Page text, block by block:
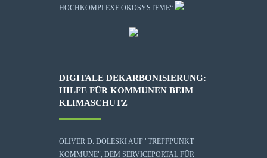
HOCHKOMPLEXE ÖKOSYSTEME“
DIGITALE DEKARBONISIERUNG:
HILFE FÜR KOMMUNEN BEIM
KLIMASCHUTZ
OLIVER D. DOLESKI AUF "TREFFPUNKT
KOMMUNE", DEM SERVICEPORTAL FÜR